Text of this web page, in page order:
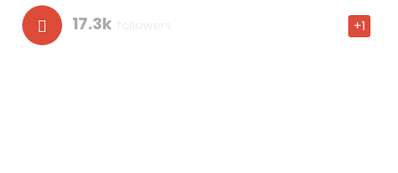
17.3k +1